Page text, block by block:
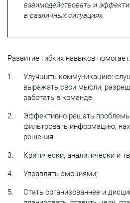
взаимодействовать и
в различных ситуациях.
Развитие гибких навыков помогает:
Улучшить коммуникацию:
выражать свои мысли,
работать в команде.
Эффективно решать
фильтровать информацию,
решения.
Критически, аналитически и
Управлять эмоциями;
Стать организованнее и